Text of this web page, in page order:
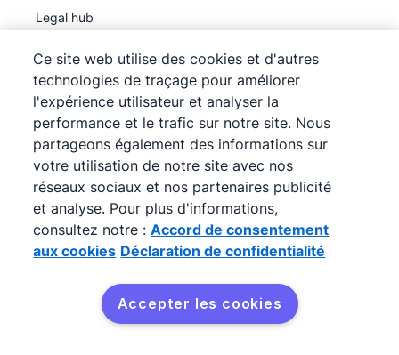
Legal hub
©2026Pipedrive
Pipedrive
Conditions d'utilisation
Pipedrive
Déclaration de confidentialité
Plan du site
Accord de consentement aux cookies
Préférences de cookies
Pipedrive est un outil CRM en ligne pour la vente.
Ce site web utilise des cookies et d'autres
technologies de traçage pour améliorer
l'expérience utilisateur et analyser la
performance et le trafic sur notre site. Nous
partageons également des informations sur
votre utilisation de notre site avec nos
réseaux sociaux et nos partenaires publicité
et analyse. Pour plus d'informations,
consultez notre : Accord de consentement
aux cookies Déclaration de confidentialité
Accepter les cookies